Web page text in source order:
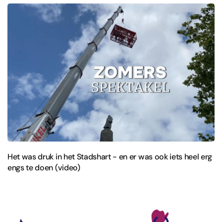
Het was druk in het Stadshart - en er was ook iets heel erg
engs te doen (video)